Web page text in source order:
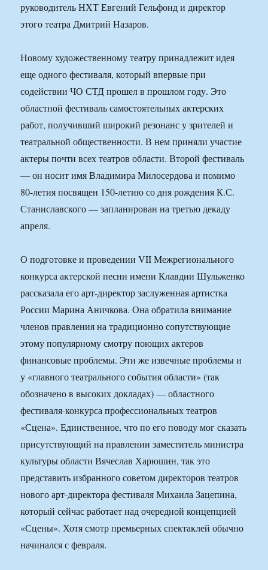
руководитель НХТ Евгений Гельфонд и директор
этого театра Дмитрий Назаров.
Новому художественному театру принадлежит идея
еще одного фестиваля, который впервые при
содействии ЧО СТД прошел в прошлом году. Это
областной фестиваль самостоятельных актерских
работ, получивший широкий резонанс у зрителей и
театральной общественности. В нем приняли участие
актеры почти всех театров области. Второй фестиваль
— он носит имя Владимира Милосердова и помимо
80-летия посвящен 150-летию со дня рождения К.С.
Станиславского — запланирован на третью декаду
апреля.
О подготовке и проведении VII Межрегионального
конкурса актерской песни имени Клавдии Шульженко
рассказала его арт-директор заслуженная артистка
России Марина Аничкова. Она обратила внимание
членов правления на традиционно сопутствующие
этому популярному смотру поющих актеров
финансовые проблемы. Эти же извечные проблемы и
у «главного театрального события области» (так
обозначено в высоких докладах) — областного
фестиваля-конкурса профессиональных театров
«Сцена». Единственное, что по его поводу мог сказать
присутствующий на правлении заместитель министра
культуры области Вячеслав Харюшин, так это
представить избранного советом директоров театров
нового арт-директора фестиваля Михаила Зацепина,
который сейчас работает над очередной концепцией
«Сцены». Хотя смотр премьерных спектаклей обычно
начинался с февраля.